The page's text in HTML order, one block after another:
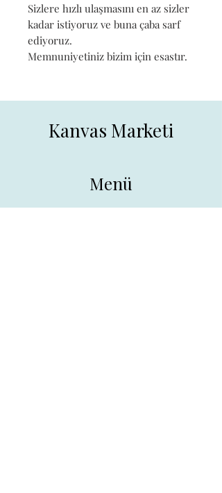
Sizlere hızlı ulaşmasını en az sizler
kadar istiyoruz ve buna çaba sarf
ediyoruz.
Memnuniyetiniz bizim için esastır.
Kanvas Marketi
Menü